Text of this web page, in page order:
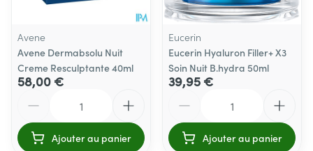
Avene
Avene Dermabsolu Nuit
Creme Resculptante 40ml
58,00 €
Ajouter au panier
Eucerin
Eucerin Hyaluron Filler+ X3
Soin Nuit B.hydra 50ml
39,95 €
Ajouter au panier